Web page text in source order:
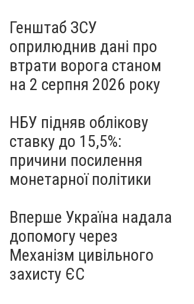
Генштаб ЗСУ
оприлюднив дані про
втрати ворога станом
на 2 серпня 2026 року
НБУ підняв облікову
ставку до 15,5%:
причини посилення
монетарної політики
Вперше Україна надала
допомогу через
Механізм цивільного
захисту ЄС